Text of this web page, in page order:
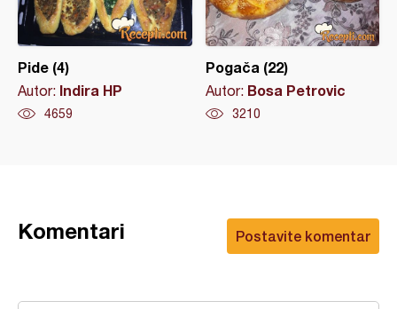
Pide (4)
Autor: Indira HP
4659
Pogača (22)
Autor: Bosa Petrovic
3210
Postavite komentar
Komentari